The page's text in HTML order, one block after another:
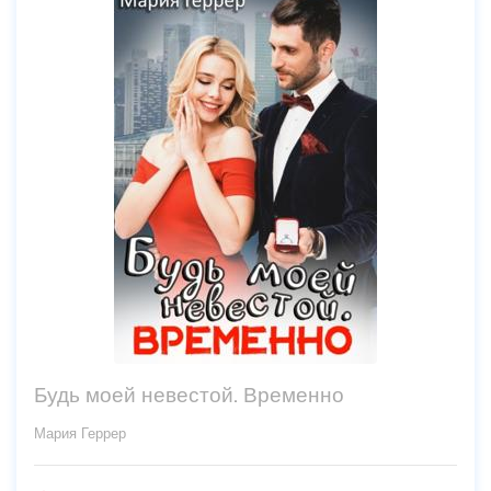
Будь моей невестой. Временно
Мария Геррер